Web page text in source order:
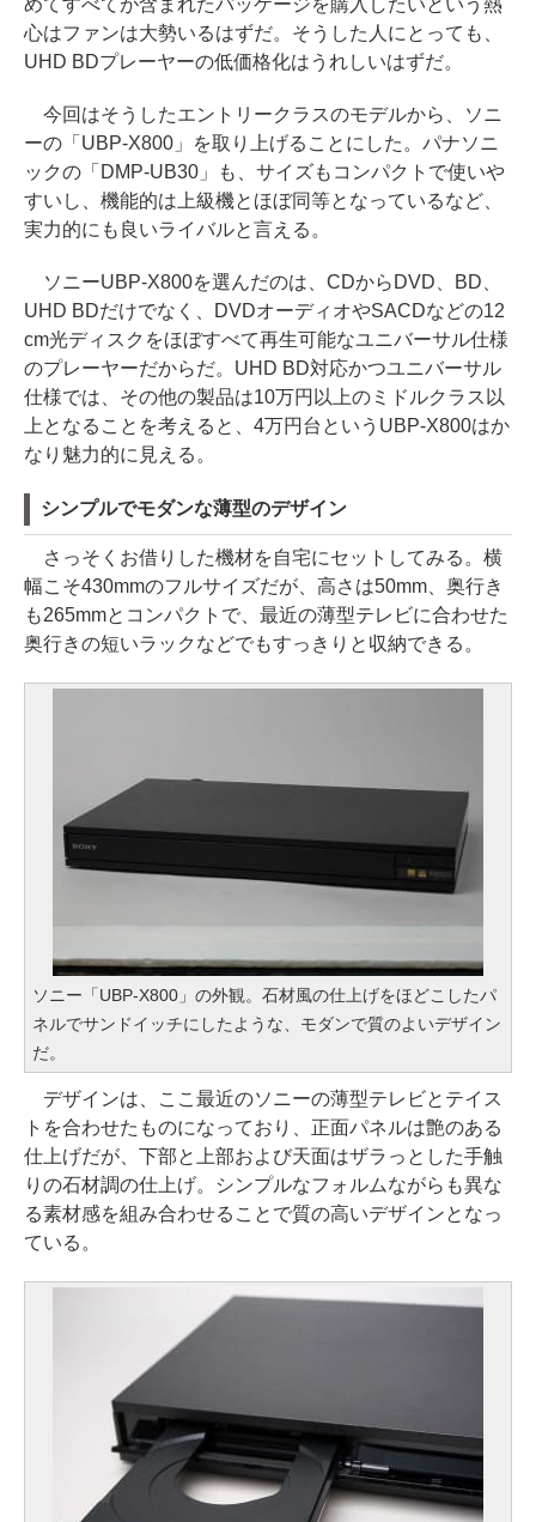
めてすべてが含まれたパッケージを購入したいという熱
心はファンは大勢いるはずだ。そうした人にとっても、
UHD BDプレーヤーの低価格化はうれしいはずだ。
今回はそうしたエントリークラスのモデルから、ソニ
ーの「UBP-X800」を取り上げることにした。パナソニ
ックの「DMP-UB30」も、サイズもコンパクトで使いや
すいし、機能的は上級機とほぼ同等となっているなど、
実力的にも良いライバルと言える。
ソニーUBP-X800を選んだのは、CDからDVD、BD、
UHD BDだけでなく、DVDオーディオやSACDなどの12
cm光ディスクをほぼすべて再生可能なユニバーサル仕様
のプレーヤーだからだ。UHD BD対応かつユニバーサル
仕様では、その他の製品は10万円以上のミドルクラス以
上となることを考えると、4万円台というUBP-X800はか
なり魅力的に見える。
シンプルでモダンな薄型のデザイン
さっそくお借りした機材を自宅にセットしてみる。横
幅こそ430mmのフルサイズだが、高さは50mm、奥行き
も265mmとコンパクトで、最近の薄型テレビに合わせた
奥行きの短いラックなどでもすっきりと収納できる。
ソニー「UBP-X800」の外観。石材風の仕上げをほどこしたパ
ネルでサンドイッチにしたような、モダンで質のよいデザイン
だ。
デザインは、ここ最近のソニーの薄型テレビとテイス
トを合わせたものになっており、正面パネルは艶のある
仕上げだが、下部と上部および天面はザラっとした手触
りの石材調の仕上げ。シンプルなフォルムながらも異な
る素材感を組み合わせることで質の高いデザインとなっ
ている。